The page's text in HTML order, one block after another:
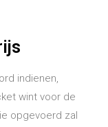
indienen,
wint voor de
opgevoerd zal